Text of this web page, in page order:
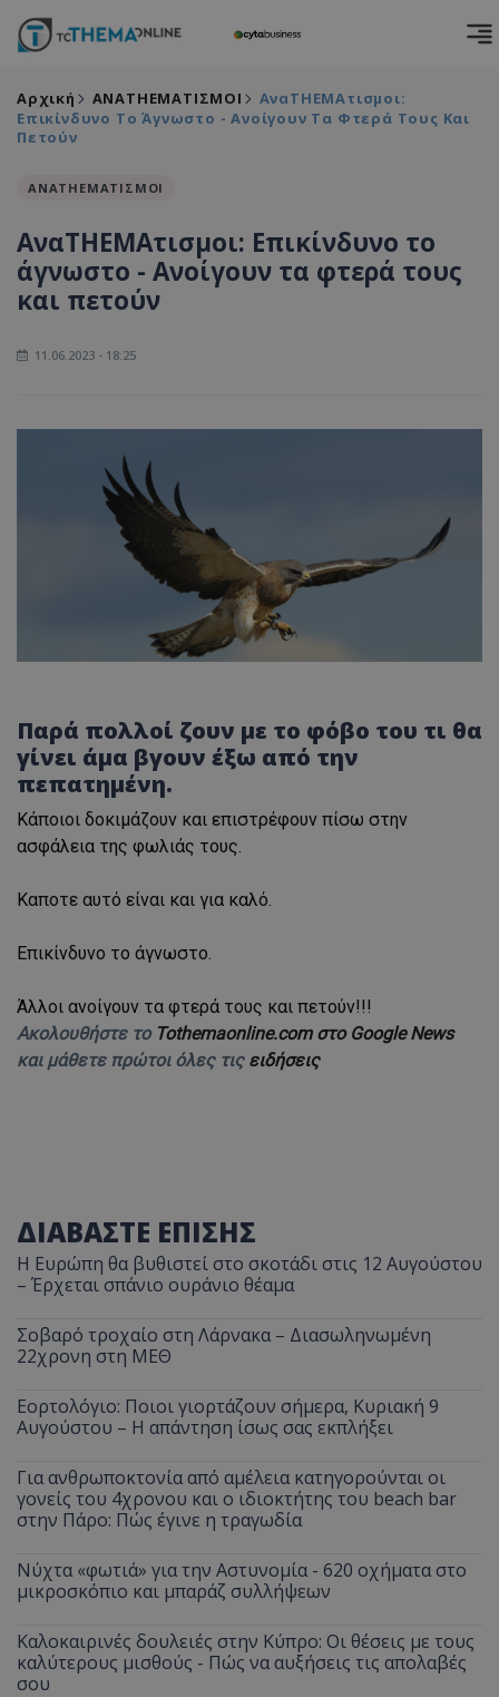
Αρχική ΑΝΑΤΗΕΜΑΤΙΣΜΟΙ
ΑναTHEMAτισμοι:
Επικίνδυνο Το Άγνωστο - Ανοίγουν Τα Φτερά Τους Και
Πετούν
ΑΝΑΤΗΕΜΑΤΙΣΜΟΙ
ΑναTHEMAτισμοι: Επικίνδυνο το
άγνωστο - Ανοίγουν τα φτερά τους
και πετούν
11.06.2023 - 18:25
Παρά πολλοί ζουν με το φόβο του τι θα
γίνει άμα βγουν έξω από την
πεπατημένη.
Κάποιοι δοκιμάζουν και επιστρέφουν πίσω στην
ασφάλεια της φωλιάς τους.
Καποτε αυτό είναι και για καλό.
Επικίνδυνο το άγνωστο.
Άλλοι ανοίγουν τα φτερά τους και πετούν!!!
Ακολουθήστε το Tothemaonline.com στο Google News
και μάθετε πρώτοι όλες τις ειδήσεις
ΔΙΑΒΑΣΤΕ ΕΠΙΣΗΣ
Η Ευρώπη θα βυθιστεί στο σκοτάδι στις 12 Αυγούστου
– Έρχεται σπάνιο ουράνιο θέαμα
Σοβαρό τροχαίο στη Λάρνακα – Διασωληνωμένη
22χρονη στη ΜΕΘ
Εορτολόγιο: Ποιοι γιορτάζουν σήμερα, Κυριακή 9
Αυγούστου – Η απάντηση ίσως σας εκπλήξει
Για ανθρωποκτονία από αμέλεια κατηγορούνται οι
γονείς του 4χρονου και ο ιδιοκτήτης του beach bar
στην Πάρο: Πώς έγινε η τραγωδία
Νύχτα «φωτιά» για την Αστυνομία - 620 οχήματα στο
μικροσκόπιο και μπαράζ συλλήψεων
Καλοκαιρινές δουλειές στην Κύπρο: Οι θέσεις με τους
καλύτερους μισθούς - Πώς να αυξήσεις τις απολαβές
σου